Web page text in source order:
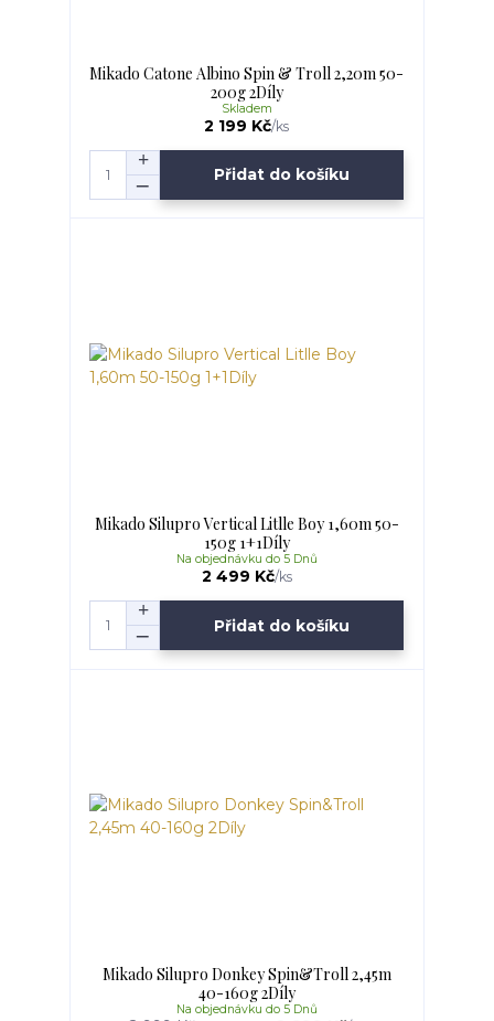
Mikado Catone Albino Spin & Troll 2,20m 50-
200g 2Díly
2 199 Kč/ks
Skladem
Přidat do košíku
Mikado Silupro Vertical Litlle Boy 1,60m 50-
150g 1+1Díly
2 499 Kč/ks
Na objednávku do 5 Dnů
Přidat do košíku
Mikado Silupro Donkey Spin&Troll 2,45m
40-160g 2Díly
Na objednávku do 5 Dnů